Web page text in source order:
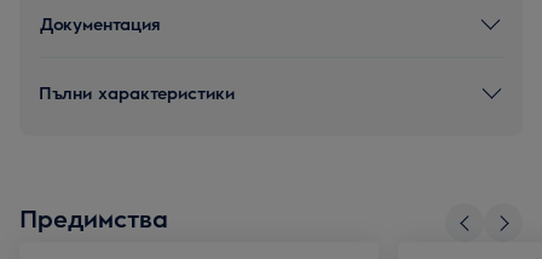
Документация
Пълни характеристики
Предимства